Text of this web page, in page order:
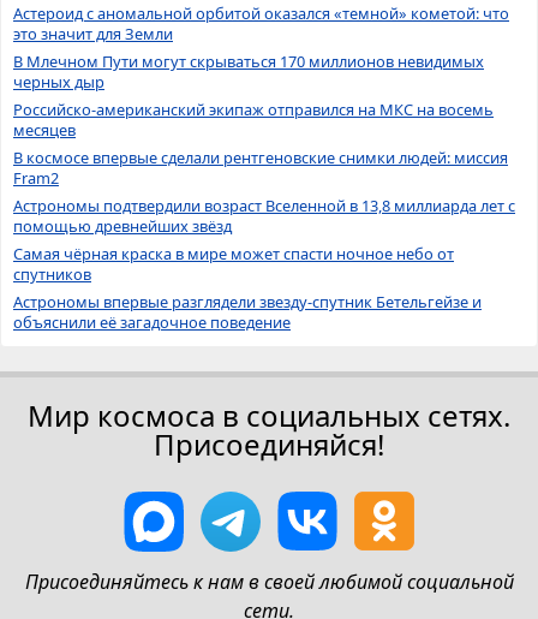
Астероид с аномальной орбитой оказался «темной» кометой: что
это значит для Земли
В Млечном Пути могут скрываться 170 миллионов невидимых
черных дыр
Российско-американский экипаж отправился на МКС на восемь
месяцев
В космосе впервые сделали рентгеновские снимки людей: миссия
Fram2
Астрономы подтвердили возраст Вселенной в 13,8 миллиарда лет с
помощью древнейших звёзд
Самая чёрная краска в мире может спасти ночное небо от
спутников
Астрономы впервые разглядели звезду-спутник Бетельгейзе и
объяснили её загадочное поведение
Мир космоса в социальных сетях.
Присоединяйся!
Присоединяйтесь к нам в своей любимой социальной
сети.